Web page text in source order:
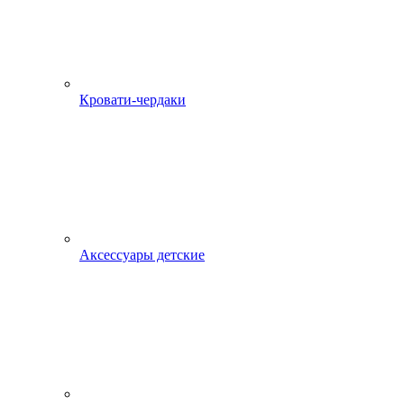
Кровати-чердаки
Аксессуары детские